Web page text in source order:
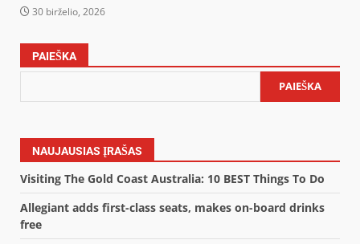
30 birželio, 2026
PAIEŠKA
PAIEŠKA
NAUJAUSIAS ĮRAŠAS
Visiting The Gold Coast Australia: 10 BEST Things To Do
Allegiant adds first-class seats, makes on-board drinks
free